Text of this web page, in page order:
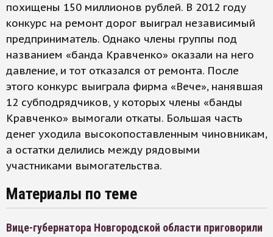
похищены 150 миллионов рублей. В 2012 году
конкурс на ремонт дорог выиграл независимый
предприниматель. Однако члены группы под
названием «банда Кравченко» оказали на него
давление, и тот отказался от ремонта. После
этого конкурс выиграла фирма «Вече», нанявшая
12 субподрядчиков, у которых члены «банды
Кравченко» вымогали откаты. Большая часть
денег уходила высокопоставленным чиновникам,
а остатки делились между рядовыми
участниками вымогательства.
Материалы по теме
Вице-губернатора Новгородской области приговорили